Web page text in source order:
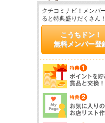
クチコミナビ！メンバ
ると特典盛りだくさん！
こうちドン！
無料メンバー登